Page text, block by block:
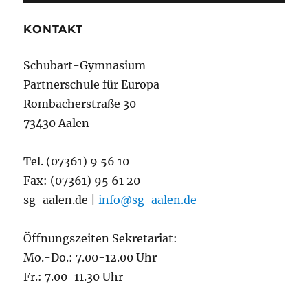
KONTAKT
Schubart-Gymnasium
Partnerschule für Europa
Rombacherstraße 30
73430 Aalen
Tel. (07361) 9 56 10
Fax: (07361) 95 61 20
sg-aalen.de |info@sg-aalen.de
Öffnungszeiten Sekretariat:
Mo.-Do.: 7.00-12.00 Uhr
Fr.: 7.00-11.30 Uhr